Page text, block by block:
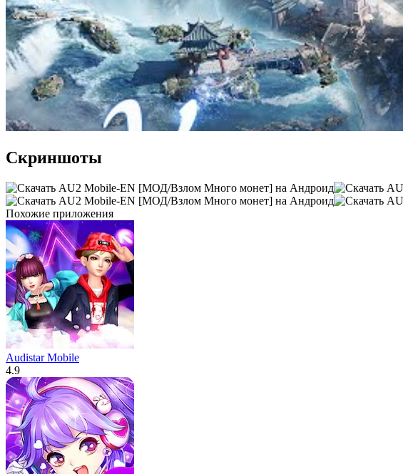
Скриншоты
Похожие приложения
Audistar Mobile
4.9